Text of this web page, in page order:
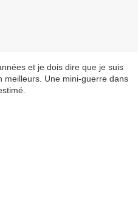
et je dois dire que je suis
meilleurs. Une mini-guerre dans